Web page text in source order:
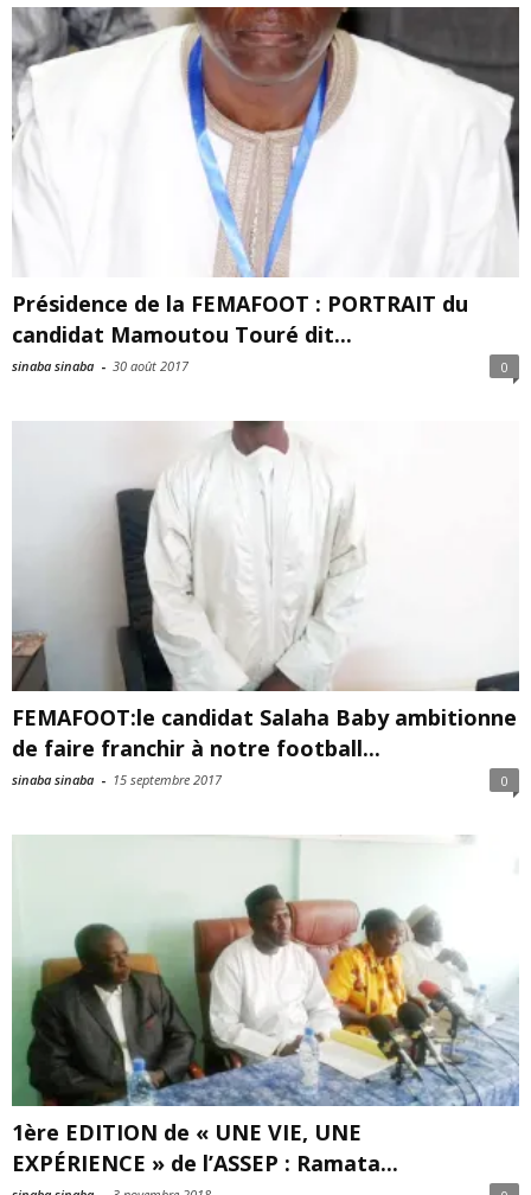
Présidence de la FEMAFOOT : PORTRAIT du
candidat Mamoutou Touré dit...
sinaba sinaba - 30 août 2017 0
FEMAFOOT:le candidat Salaha Baby ambitionne
de faire franchir à notre football...
sinaba sinaba - 15 septembre 2017 0
1ère EDITION de « UNE VIE, UNE
EXPÉRIENCE » de l’ASSEP : Ramata...